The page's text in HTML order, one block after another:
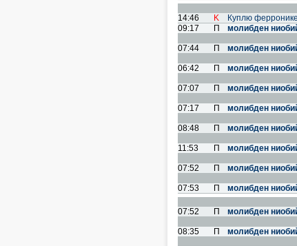
14:46
K Куплю
09:17
П молибден
07:44
П молибден
06:42
П молибден
07:07
П молибден
07:17
П молибден
08:48
П молибден
11:53
П молибден
07:52
П молибден
07:53
П молибден
07:52
П молибден
08:35
П молибден